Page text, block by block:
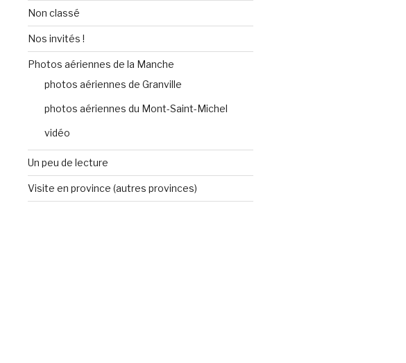
Non classé
Nos invités !
Photos aériennes de la Manche
photos aériennes de Granville
photos aériennes du Mont-Saint-Michel
vidéo
Un peu de lecture
Visite en province (autres provinces)